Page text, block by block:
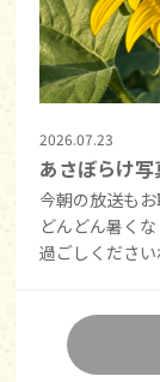
2026.07.23
あさぼらけ写
今朝の放送も
どんどん暑く
過ごしくださ